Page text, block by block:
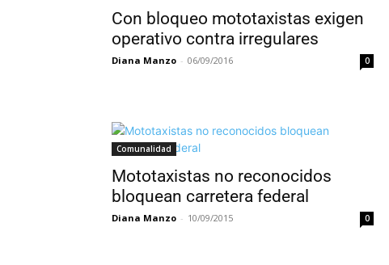
Con bloqueo mototaxistas exigen
operativo contra irregulares
Diana Manzo - 06/09/2016 0
Comunalidad
Mototaxistas no reconocidos
bloquean carretera federal
Diana Manzo - 10/09/2015 0